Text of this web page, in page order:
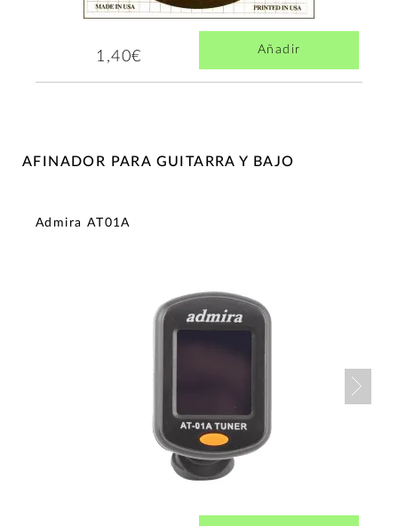
1,40€ Añadir
AFINADOR PARA GUITARRA Y BAJO
Admira AT01A